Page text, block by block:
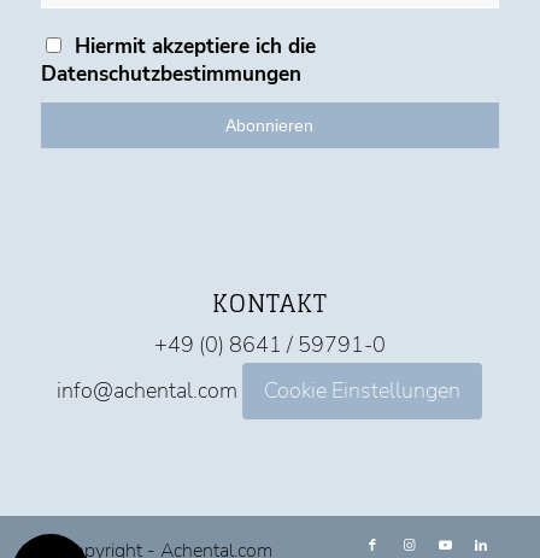
Hiermit akzeptiere ich die
Datenschutzbestimmungen
KONTAKT
+49 (0) 8641 / 59791-0
info@achental.com
Cookie Einstellungen
© Copyright - Achental.com